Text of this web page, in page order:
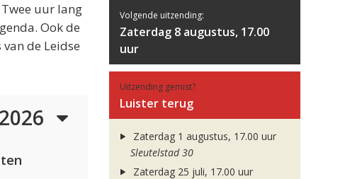
uur lang
Ook de
de Leidse
Volgende uitzending:
Zaterdag 8 augustus, 17.00
uur
Uitzending gemist?
Luister terug
Zaterdag 1 augustus, 17.00 uur
Sleutelstad 30
Zaterdag 25 juli, 17.00 uur